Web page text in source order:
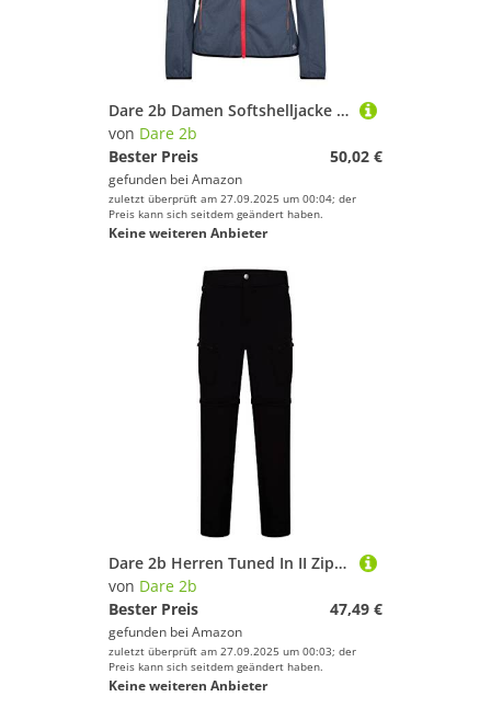
Dare 2b Damen Softshelljacke Inquire L Meteor Grey
von Dare 2b
Bester Preis
50,02 €
gefunden bei Amazon
zuletzt überprüft am 27.09.2025 um 00:04; der
Preis kann sich seitdem geändert haben.
Keine weiteren Anbieter
Dare 2b Herren Tuned In II Zip Off Water Repellent Hiking Outdoor Hose, Schwarz, 42-Inch
von Dare 2b
Bester Preis
47,49 €
gefunden bei Amazon
zuletzt überprüft am 27.09.2025 um 00:03; der
Preis kann sich seitdem geändert haben.
Keine weiteren Anbieter